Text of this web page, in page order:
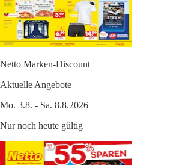
Netto Marken-Discount
Aktuelle Angebote
Mo. 3.8. - Sa. 8.8.2026
Nur noch heute gültig